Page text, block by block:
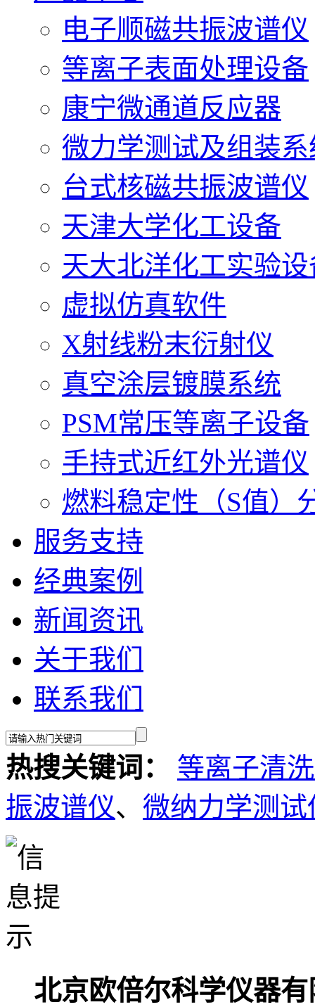
电子顺磁共振波谱仪
等离子表面处理设备
康宁微通道反应器
微力学测试及组装系
台式核磁共振波谱仪
天津大学化工设备
天大北洋化工实验设
虚拟仿真软件
X射线粉末衍射仪
真空涂层镀膜系统
PSM常压等离子设备
手持式近红外光谱仪
燃料稳定性（S值）
服务支持
经典案例
新闻资讯
关于我们
联系我们
热搜关键词：
等离子清
振波谱仪、 微纳力学测试
北京欧倍尔科学仪器